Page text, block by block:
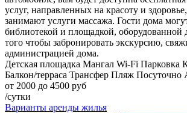
услуг, направленных на красоту и
занимают услуги массажа. Гости дома
библиотекой и площадкой, оборудованной
того чтобы забронировать экскурсию,
администрацией дома.
Детская площадка Мангал Wi-Fi Парковка
Балкон/терраса Трансфер Пляж Посуточно
от 2000 до 4500 руб
/сутки
Варианты аренды жилья